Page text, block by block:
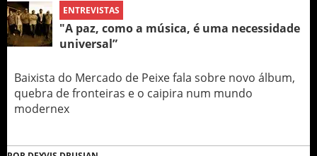
ENTREVISTAS
"A paz, como a música, é uma necessidade
universal”
Baixista do Mercado de Peixe fala sobre novo álbum,
quebra de fronteiras e o caipira num mundo
modernex